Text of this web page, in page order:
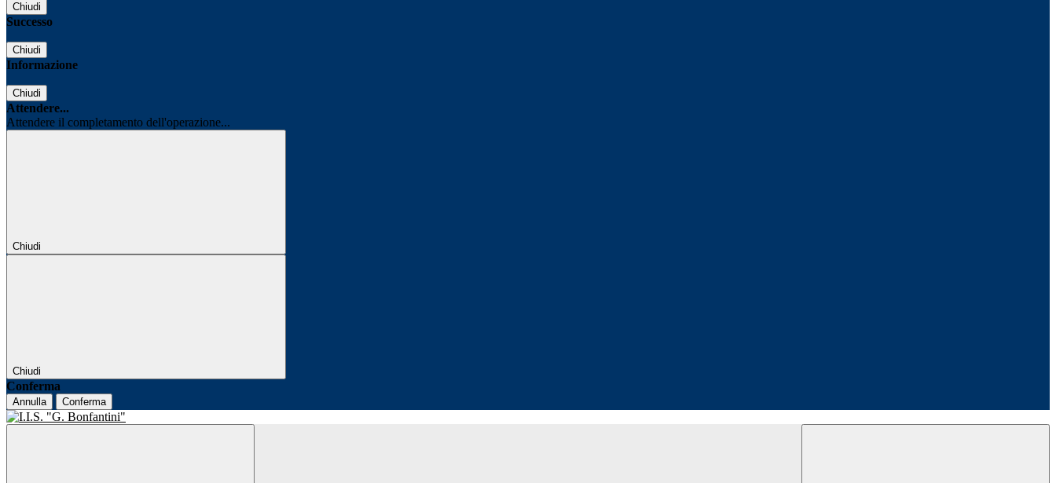
Chiudi
Successo
Chiudi
Informazione
Chiudi
Attendere...
Attendere il completamento dell'operazione...
Chiudi
Chiudi
Conferma
Annulla Conferma